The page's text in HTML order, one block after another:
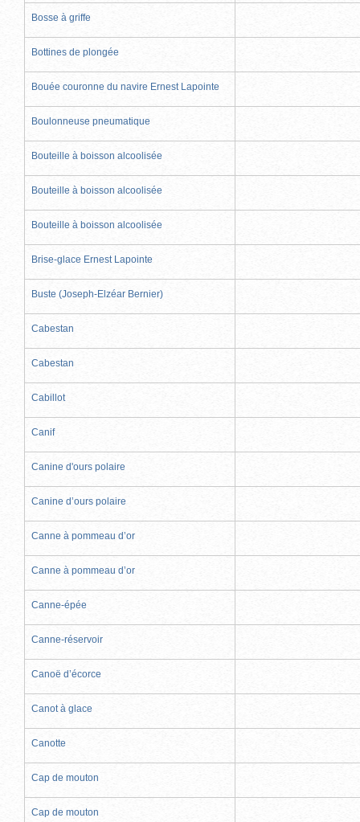
Bosse à griffe
Bottines de plongée
Bouée couronne du navire Ernest Lapointe
Boulonneuse pneumatique
Bouteille à boisson alcoolisée
Bouteille à boisson alcoolisée
Bouteille à boisson alcoolisée
Brise-glace Ernest Lapointe
Buste (Joseph-Elzéar Bernier)
Cabestan
Cabestan
Cabillot
Canif
Canine d'ours polaire
Canine d’ours polaire
Canne à pommeau d’or
Canne à pommeau d’or
Canne-épée
Canne-réservoir
Canoë d’écorce
Canot à glace
Canotte
Cap de mouton
Cap de mouton